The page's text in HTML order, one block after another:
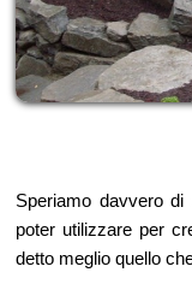
Speriamo davvero
poter utilizzare per
detto meglio quello